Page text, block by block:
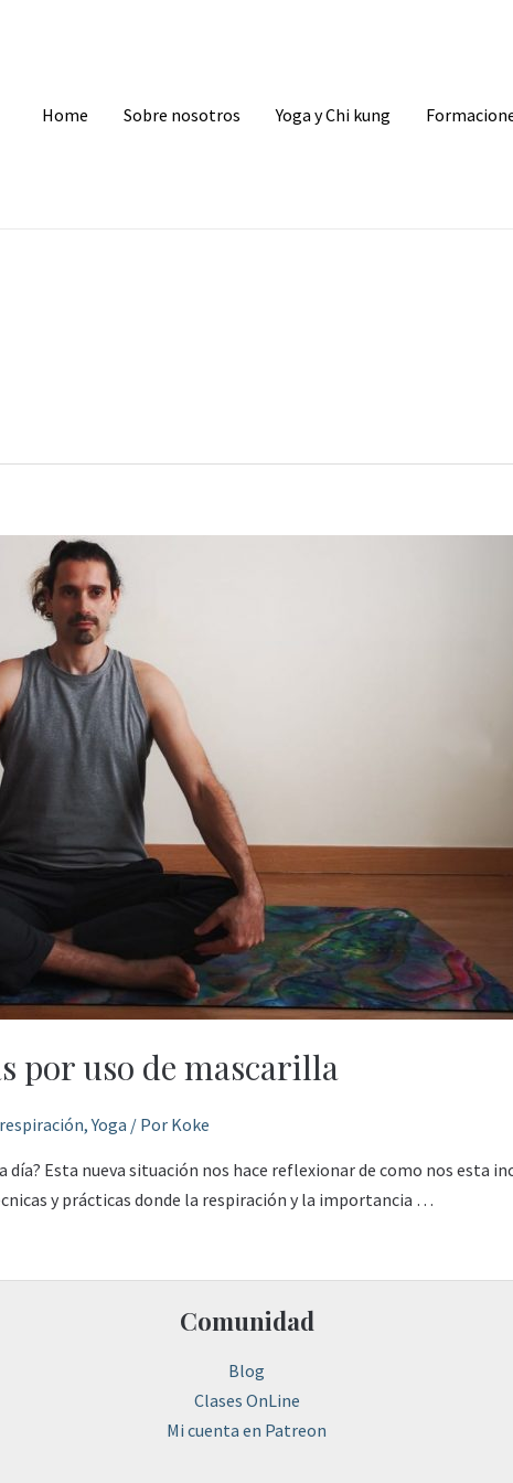
Home
Sobre nosotros Yoga y Chi kung
por uso de mascarilla
respiración,Yoga / Por Koke
día? Esta nueva situación nos hace reflexionar de como nos esta
y prácticas donde la respiración y la importancia …
Comunidad
Blog
Clases OnLine
Mi cuenta en Patreon